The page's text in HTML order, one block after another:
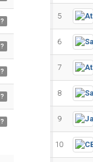
?
?
?
?
?
5
6
7
8
9
10